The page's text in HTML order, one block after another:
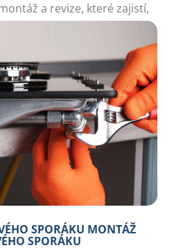
a revize, které zajistí,
fungovat bez problémů.
SPORÁKU MONTÁŽ
SPORÁKU